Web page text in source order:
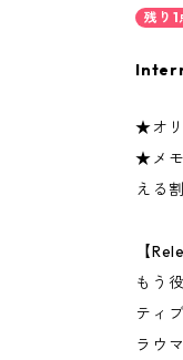
残り1
★オリ
★メモ
える
【
もう
ティ
ラウ